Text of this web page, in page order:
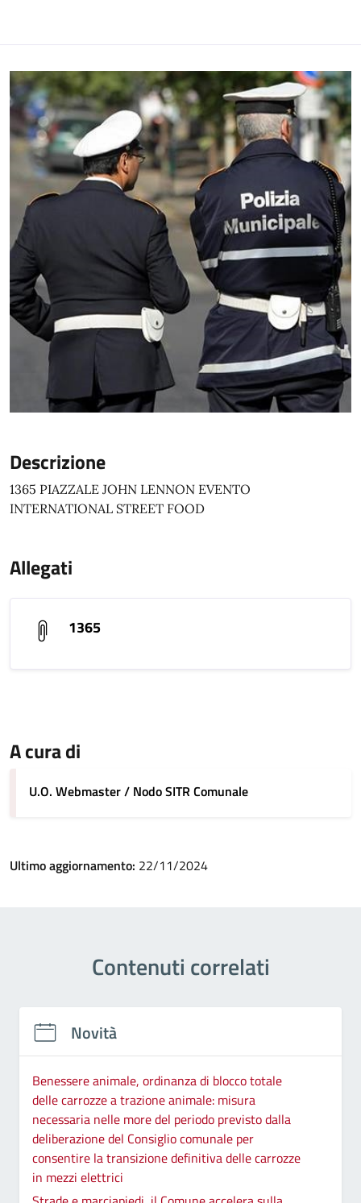
Descrizione
1365 PIAZZALE JOHN LENNON EVENTO
INTERNATIONAL STREET FOOD
Allegati
1365
A cura di
U.O. Webmaster / Nodo SITR Comunale
Ultimo aggiornamento: 22/11/2024
Contenuti correlati
Novità
Benessere animale, ordinanza di blocco totale
delle carrozze a trazione animale: misura
necessaria nelle more del periodo previsto dalla
deliberazione del Consiglio comunale per
consentire la transizione definitiva delle carrozze
in mezzi elettrici